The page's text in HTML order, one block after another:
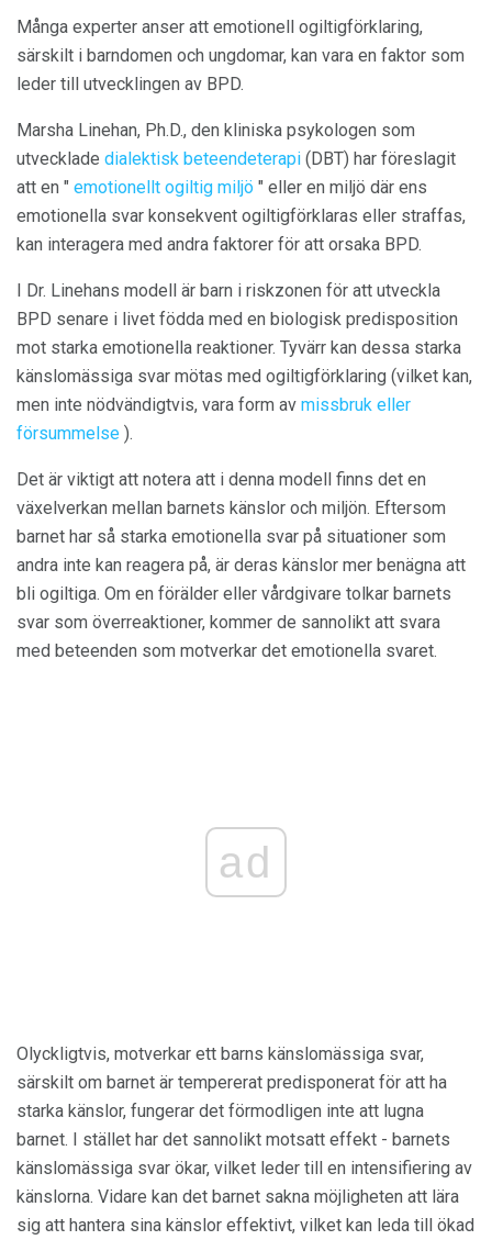
Många experter anser att emotionell ogiltigförklaring,
särskilt i barndomen och ungdomar, kan vara en faktor som
leder till utvecklingen av BPD.
Marsha Linehan, Ph.D., den kliniska psykologen som
utvecklade dialektisk beteendeterapi (DBT) har föreslagit
att en " emotionellt ogiltig miljö " eller en miljö där ens
emotionella svar konsekvent ogiltigförklaras eller straffas,
kan interagera med andra faktorer för att orsaka BPD.
I Dr. Linehans modell är barn i riskzonen för att utveckla
BPD senare i livet födda med en biologisk predisposition
mot starka emotionella reaktioner. Tyvärr kan dessa starka
känslomässiga svar mötas med ogiltigförklaring (vilket kan,
men inte nödvändigtvis, vara form av missbruk eller
försummelse ).
Det är viktigt att notera att i denna modell finns det en
växelverkan mellan barnets känslor och miljön. Eftersom
barnet har så starka emotionella svar på situationer som
andra inte kan reagera på, är deras känslor mer benägna att
bli ogiltiga. Om en förälder eller vårdgivare tolkar barnets
svar som överreaktioner, kommer de sannolikt att svara
med beteenden som motverkar det emotionella svaret.
ad
Olyckligtvis, motverkar ett barns känslomässiga svar,
särskilt om barnet är tempererat predisponerat för att ha
starka känslor, fungerar det förmodligen inte att lugna
barnet. I stället har det sannolikt motsatt effekt - barnets
känslomässiga svar ökar, vilket leder till en intensifiering av
känslorna. Vidare kan det barnet sakna möjligheten att lära
sig att hantera sina känslor effektivt, vilket kan leda till ökad